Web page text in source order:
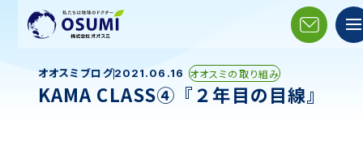
オオスミブログ2021.06.16 オオスミの取り組み
KAMA CLASS④『２年目の目線』